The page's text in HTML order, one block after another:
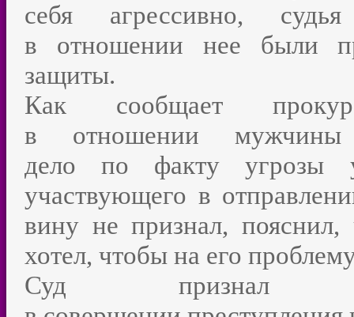
себя агрессивно,
в отношении нее были
защиты.
Как сообщает
в отношении мужчины
дело по факту угрозы
участвующего в
вину не признал, пояснил,
хотел, чтобы на его
Суд признал